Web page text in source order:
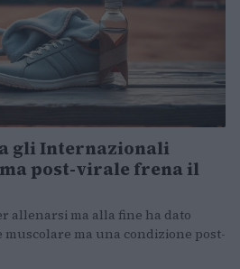
gli Internazionali
post-virale frena il
allenarsi ma alla fine ha dato
ma una condizione post-